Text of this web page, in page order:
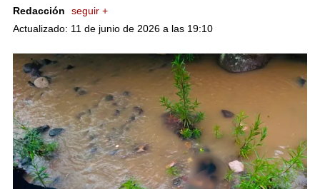
Redacción
seguir +
Actualizado: 11 de junio de 2026 a las 19:10